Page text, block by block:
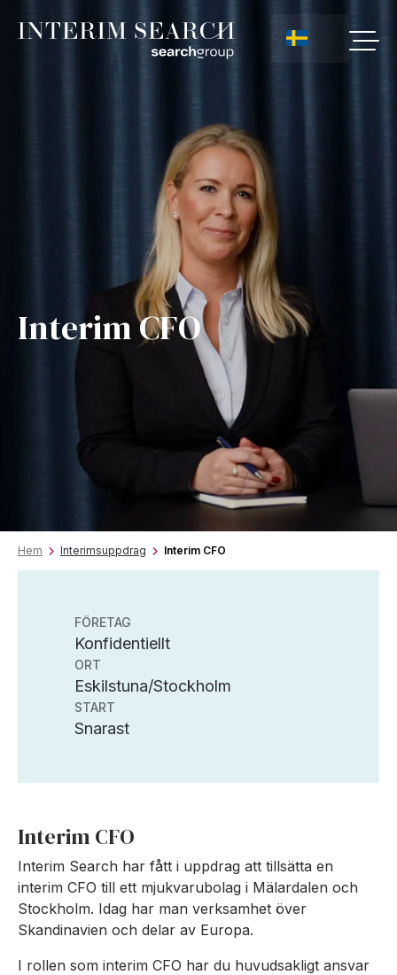
Interim CFO
Hem Interimsuppdrag Interim CFO
FÖRETAG
Konfidentiellt
ORT
Eskilstuna/Stockholm
START
Snarast
Interim CFO
Interim Search har fått i uppdrag att tillsätta en
interim CFO till ett mjukvarubolag i Mälardalen och
Stockholm. Idag har man verksamhet över
Skandinavien och delar av Europa.
I rollen som interim CFO har du huvudsakligt ansvar